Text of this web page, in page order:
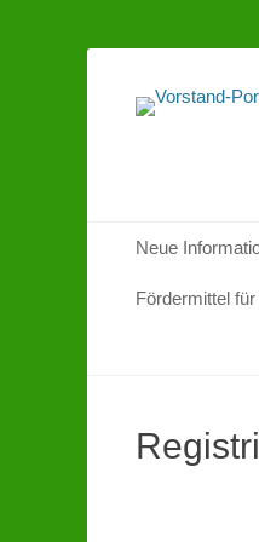
Primäres
Inhalt
springen
Neue
Fördermittel